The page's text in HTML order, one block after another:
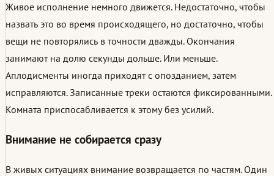
Живое исполнение немного движется. Недостаточно, чтобы
назвать это во время происходящего, но достаточно, чтобы
вещи не повторялись в точности дважды. Окончания
занимают на долю секунды дольше. Или меньше.
Аплодисменты иногда приходят с опозданием, затем
исправляются. Записанные треки остаются фиксированными.
Комната приспосабливается к этому без усилий.
Внимание не собирается сразу
В живых ситуациях внимание возвращается по частям. Один